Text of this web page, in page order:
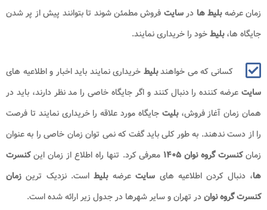
زمان عرضهبلیط ها درسایت فروش مطمئن شوند تا بتوانند پیش از پر شدن
جایگاه ها،بلیطخود را خریداری نمایند.
کسانی که می خواهندبلیط خریداری نمایند باید اخبار و اطلاعیه های
سایت عرضه کننده را دنبال کنند و اگر جایگاه خاصی را مد نظر دارند، باید در
همان زمان آغاز فروش،بلیتجایگاه مورد علاقه را خریداری نمایند تا فرصت
را از دست ندهند. به طور کلی باید گفت که نمی توان زمان خاصی را به عنوان
زمانکنسرت گروه نوان​​​ ۱۴۰۵ معرفی کرد. تنها راه اطلاع از زمان اینکنسرت
ها، دنبال کردن اطلاعیه های سایتعرضهبلیط است. نزدیک ترین زمان
کنسرت گروه نواندر تهران و سایر شهرها در جدول زیر ارائه شده است.